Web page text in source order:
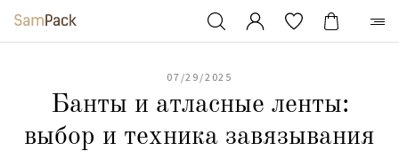
07/29/2025
Банты и атласные ленты:
выбор и техника завязывания